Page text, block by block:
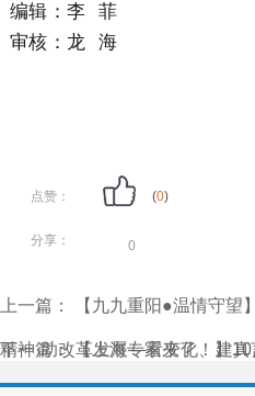
编辑：李 菲
审核：龙 海
点赞： (0)
分享： 0
上一篇： 【九九重阳●温情守望
精神·助改革发展—看变化、建真
下一篇：【上海专家来了！】10